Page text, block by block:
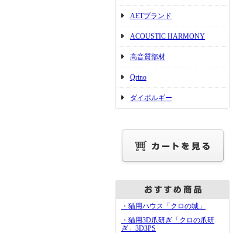
AETブランド
ACOUSTIC HARMONY
高音質部材
Qrino
ダイポルギー
・猫用ハウス「クロの城」
・猫用3D爪研ぎ「クロの爪研
ぎ」3D3PS